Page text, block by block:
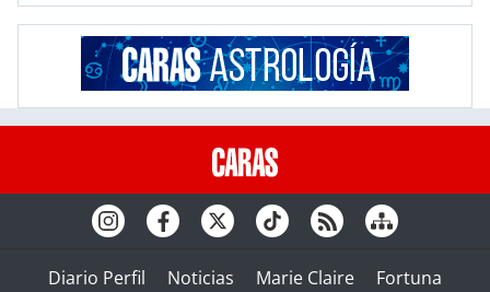
Diario Perfil Noticias Marie Claire
Fortuna